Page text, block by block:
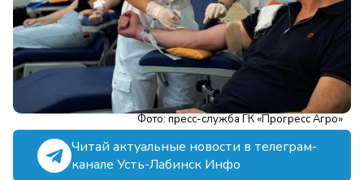
Фото: пресс-служба ГК «Прогресс Агро»
Читай актуальные новости в телеграм-
канале Усть-Лабинск Инфо